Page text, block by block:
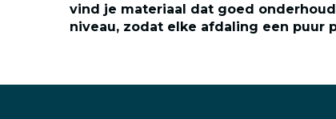
vind je materiaal dat goed
niveau, zodat elke afdaling een puur